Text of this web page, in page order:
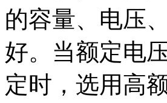
的容量、电压
好。当额定电
定时，选用高